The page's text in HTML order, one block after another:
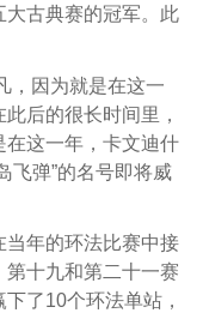
古典赛的冠军。此
，因为就是在这一
后的很长时间里，
这一年，卡文迪什
飞弹”的名号即将威
年的环法比赛中接
十九和第二十一赛
了10个环法单站，